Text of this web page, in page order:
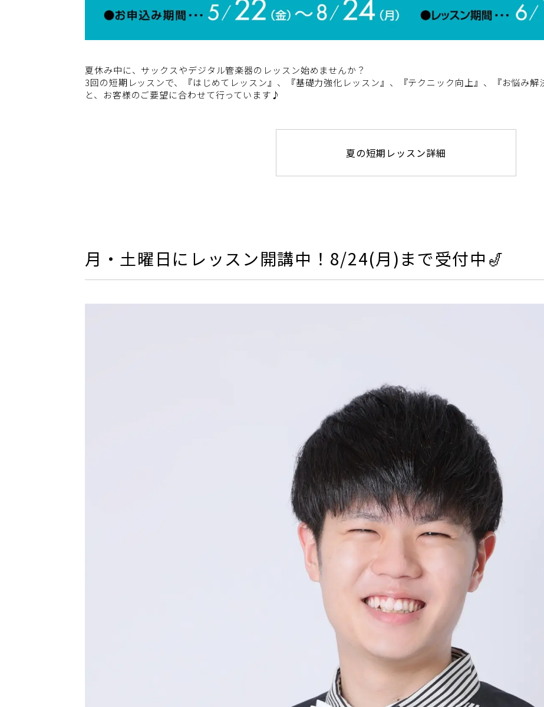
夏休み中に、サックスやデジタル管楽器のレッスン始めませんか？
3回の短期レッスンで、『はじめてレッスン』、『基礎力強化レッスン』、『テクニック向上』、『お悩み解
と、お客様のご要望に合わせて行っています♪
夏の短期レッスン詳細
月・土曜日にレッスン開講中！8/24(月)まで受付中🎷